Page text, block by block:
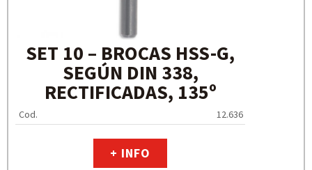
SET 10 – BROCAS HSS-G,
SEGÚN DIN 338,
RECTIFICADAS, 135º
Cod. 12.636
+ INFO